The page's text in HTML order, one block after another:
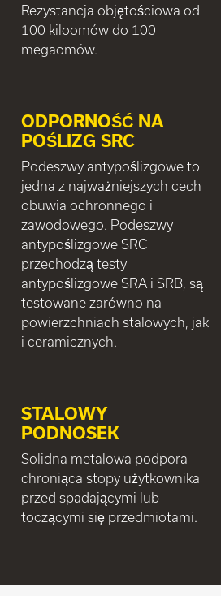
Rezystancja objętościowa od
100 kiloomów do 100
megaomów.
ODPORNOŚĆ NA
POŚLIZG SRC
Podeszwy antypoślizgowe to
jedna z najważniejszych cech
obuwia ochronnego i
zawodowego. Podeszwy
antypoślizgowe SRC
przechodzą testy
antypoślizgowe SRA i SRB, są
testowane zarówno na
powierzchniach stalowych, jak
i ceramicznych.
STALOWY
PODNOSEK
Solidna metalowa podpora
chroniąca stopy użytkownika
przed spadającymi lub
toczącymi się przedmiotami.